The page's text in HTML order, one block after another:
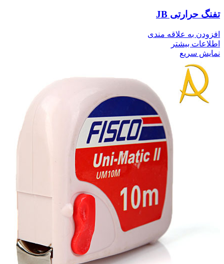
تفنگ حرارتی JB
افزودن به علاقه مندی
اطلاعات بیشتر
نمایش سریع